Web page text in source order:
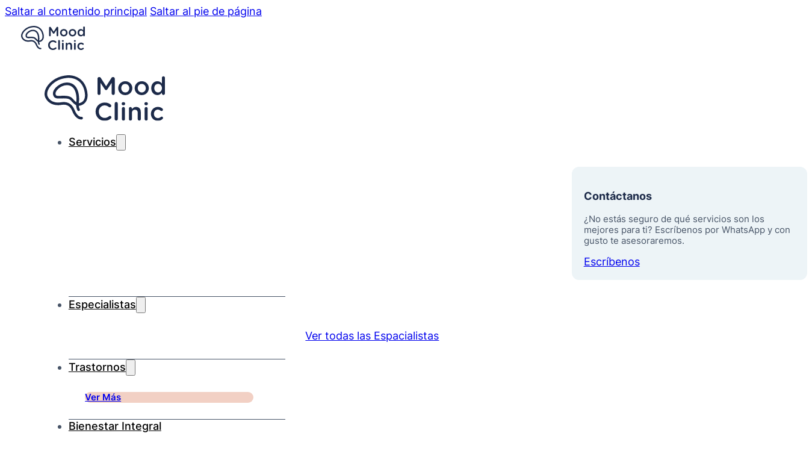
Saltar al contenido principal Saltar al pie de página
Servicios
Contáctanos
¿No estás seguro de qué servicios son los
mejores para ti? Escríbenos por WhatsApp y con
gusto te asesoraremos.
Escríbenos
Especialistas
Ver todas las Espacialistas
Trastornos
Ver Más
Bienestar Integral